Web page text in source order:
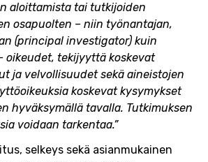
aloittamista tai tutkijoiden
osapuolten – niin työnantajan,
(principal investigator) kuin
oikeudet, tekijyyttä koskevat
ja velvollisuudet sekä aineistojen
koskevat kysymykset
hyväksymällä tavalla. Tutkimuksen
voidaan tarkentaa.”
selkeys sekä asianmukainen